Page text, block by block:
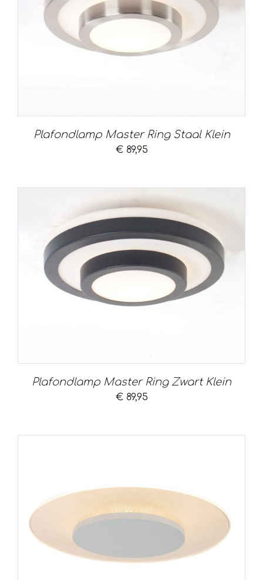
Plafondlamp Master Ring Staal Klein
€89,95
Plafondlamp Master Ring Zwart Klein
€89,95